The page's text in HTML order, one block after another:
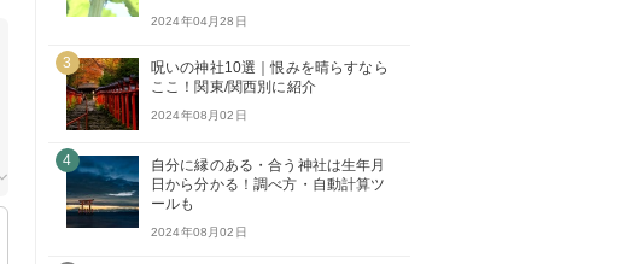
2024年04月28日
3
呪いの神社10選｜恨みを晴らすなら
ここ！関東/関西別に紹介
2024年08月02日
4
自分に縁のある・合う神社は生年月
日から分かる！調べ方・自動計算ツ
ールも
2024年08月02日